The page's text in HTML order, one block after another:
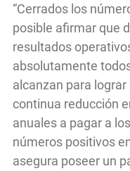
“Cerrados los
posible afirmar que
resultados
absolutamente
alcanzan para
continua reducción
anuales a pagar a
números positivos
asegura poseer un